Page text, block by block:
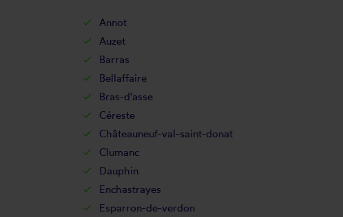
Annot
Auzet
Barras
Bellaffaire
Bras-d'asse
Céreste
Châteauneuf-val-saint-donat
Clumanc
Dauphin
Enchastrayes
Esparron-de-verdon